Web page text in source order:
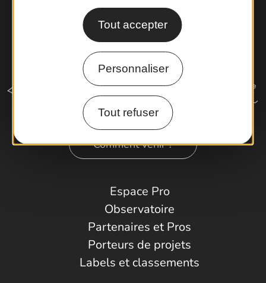
Tout accepter
Personnaliser
Tout refuser
Comment venir ?
Espace Pro
Observatoire
Partenaires et Pros
Porteurs de projets
Labels et classements